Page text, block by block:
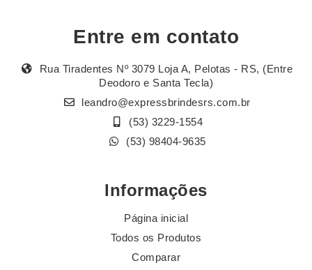
Entre em contato
Rua Tiradentes Nº 3079 Loja A, Pelotas - RS, (Entre
Deodoro e Santa Tecla)
leandro@expressbrindesrs.com.br
(53) 3229-1554
(53) 98404-9635
Informações
Página inicial
Todos os Produtos
Comparar